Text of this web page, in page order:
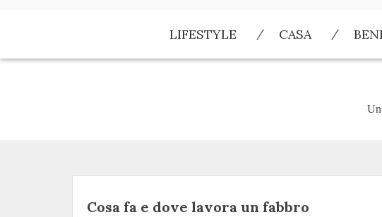
LIFESTYLE CASA
Un
Cosa fa e dove lavora un fabbro